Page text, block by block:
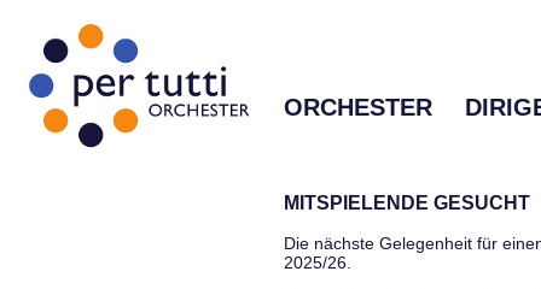
ORCHESTER
MITSPIELENDE GESUCHT
Die nächste Gelegenheit für
2025/26.